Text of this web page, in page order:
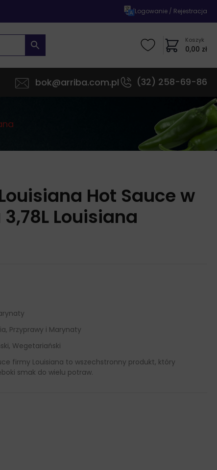
|Logowanie / Rejestracja
Koszyk
0,00 zł
bok@arriba.com.pl (32) 258-69-86
Hot Sauce w
Louisiana
Przyprawy i Marynaty
Wegetariański
firmy Louisiana to wszechstronny produkt, który
smak do wielu potraw.